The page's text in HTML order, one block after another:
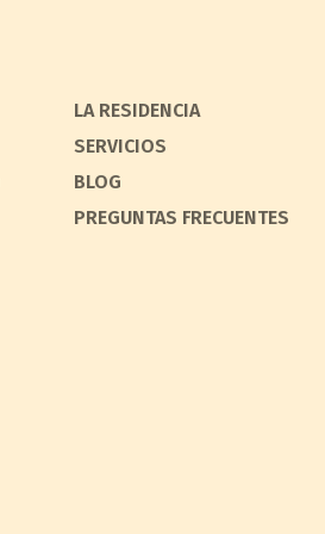
LA RESIDENCIA
SERVICIOS
BLOG
PREGUNTAS FRECUENTES